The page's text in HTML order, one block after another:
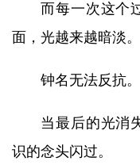
而每一次这个
面，光越来越暗淡。
钟名无法反抗。
当最后的光消
识的念头闪过。